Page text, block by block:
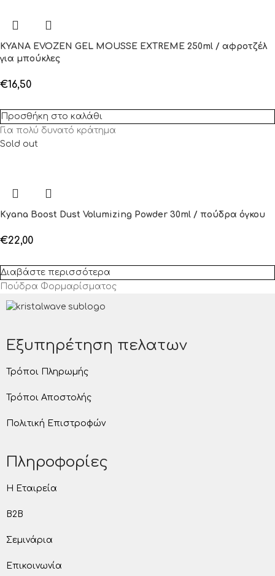
KYANA EVOZEN GEL MOUSSE EXTREME 250ml / αφροτζέλ
για μπούκλες
€16,50
Προσθήκη στο καλάθι
Για πολύ δυνατό κράτημα
Sold out
Kyana Boost Dust Volumizing Powder 30ml / πούδρα όγκου
€22,00
Διαβάστε περισσότερα
Πούδρα Φορμαρίσματος
Εξυπηρέτηση πελατων
Τρόποι Πληρωμής
Τρόποι Αποστολής
Πολιτική Επιστροφών
Πληροφορίες
Η Εταιρεία
B2B
Σεμινάρια
Επικοινωνία